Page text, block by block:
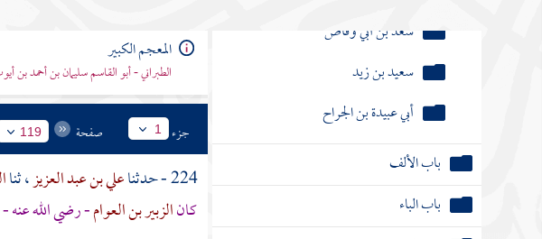
سعيد بن زيد
أبي عبيدة بن الجراح
باب الألف
باب الباء
باب التاء
المعجم الكبير
الطبراني - أبو القاسم سليمان بن أحمد بن
جزء 1 صفحة 119
224 - حدثنا علي بن عبد العزيز، ثنا
كانالزبير بن العوام- رضي الله